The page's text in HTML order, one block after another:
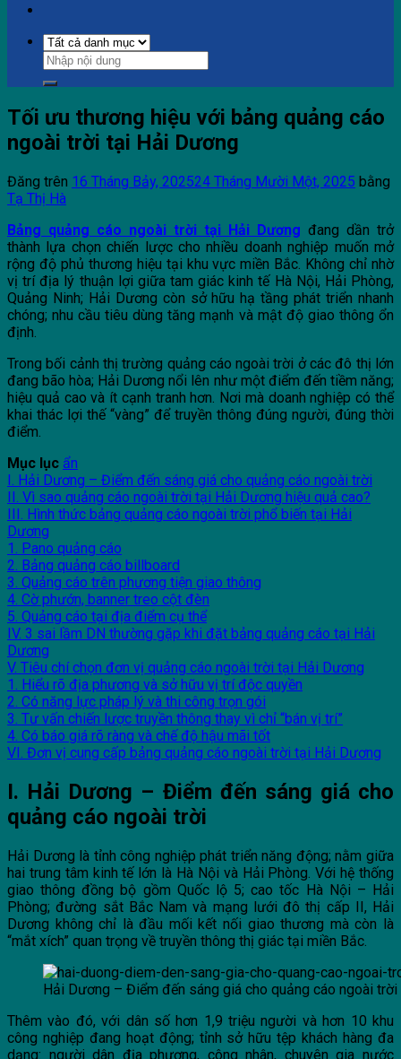
Tối ưu thương hiệu với bảng quảng cáo
ngoài trời tại Hải Dương
Đăng trên 16 Tháng Bảy, 202524 Tháng Mười Một, 2025 bằng
Tạ Thị Hà
Bảng quảng cáo ngoài trời tại Hải Dương đang dần trở
thành lựa chọn chiến lược cho nhiều doanh nghiệp muốn mở
rộng độ phủ thương hiệu tại khu vực miền Bắc. Không chỉ nhờ
vị trí địa lý thuận lợi giữa tam giác kinh tế Hà Nội, Hải Phòng,
Quảng Ninh; Hải Dương còn sở hữu hạ tầng phát triển nhanh
chóng; nhu cầu tiêu dùng tăng mạnh và mật độ giao thông ổn
định.
Trong bối cảnh thị trường quảng cáo ngoài trời ở các đô thị lớn
đang bão hòa; Hải Dương nổi lên như một điểm đến tiềm năng;
hiệu quả cao và ít cạnh tranh hơn. Nơi mà doanh nghiệp có thể
khai thác lợi thế “vàng” để truyền thông đúng người, đúng thời
điểm.
Mục lục ẩn
I. Hải Dương – Điểm đến sáng giá cho quảng cáo ngoài trời
II. Vì sao quảng cáo ngoài trời tại Hải Dương hiệu quả cao?
III. Hình thức bảng quảng cáo ngoài trời phổ biến tại Hải
Dương
1. Pano quảng cáo
2. Bảng quảng cáo billboard
3. Quảng cáo trên phương tiện giao thông
4. Cờ phướn, banner treo cột đèn
5. Quảng cáo tại địa điểm cụ thể
IV. 3 sai lầm DN thường gặp khi đặt bảng quảng cáo tại Hải
Dương
V. Tiêu chí chọn đơn vị quảng cáo ngoài trời tại Hải Dương
1. Hiểu rõ địa phương và sở hữu vị trí độc quyền
2. Có năng lực pháp lý và thi công trọn gói
3. Tư vấn chiến lược truyền thông thay vì chỉ “bán vị trí”
4. Có báo giá rõ ràng và chế độ hậu mãi tốt
VI. Đơn vị cung cấp bảng quảng cáo ngoài trời tại Hải Dương
I. Hải Dương – Điểm đến sáng giá cho
quảng cáo ngoài trời
Hải Dương là tỉnh công nghiệp phát triển năng động; nằm giữa
hai trung tâm kinh tế lớn là Hà Nội và Hải Phòng. Với hệ thống
giao thông đồng bộ gồm Quốc lộ 5; cao tốc Hà Nội – Hải
Phòng; đường sắt Bắc Nam và mạng lưới đô thị cấp II, Hải
Dương không chỉ là đầu mối kết nối giao thương mà còn là
“mắt xích” quan trọng về truyền thông thị giác tại miền Bắc.
Hải Dương – Điểm đến sáng giá cho quảng cáo ngoài trời
Thêm vào đó, với dân số hơn 1,9 triệu người và hơn 10 khu
công nghiệp đang hoạt động; tỉnh sở hữu tệp khách hàng đa
dạng: người dân địa phương, công nhân, chuyên gia nước